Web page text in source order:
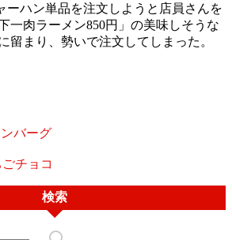
ーハン単品を注文しようと店員さんを
一肉ラーメン850円」の美味しそうな
留まり、勢いで注文してしまった。
バーグ
チョコ
検索